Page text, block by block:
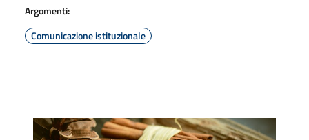
Argomenti:
Comunicazione istituzionale